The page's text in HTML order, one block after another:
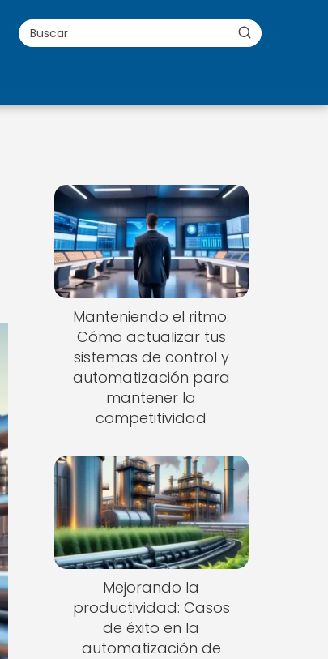
Manteniendo el ritmo:
Cómo actualizar tus
sistemas de control y
automatización para
mantener la
competitividad
Mejorando la
productividad: Casos
de éxito en la
automatización de